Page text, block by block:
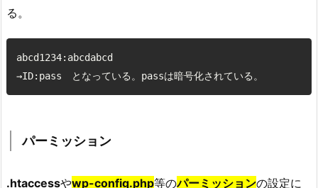
る。
abcd1234:abcdabcd
→ID:pass　となっている。passは暗号化されている。
パーミッション
.htaccessやwp-config.php等のパーミッションの設定に